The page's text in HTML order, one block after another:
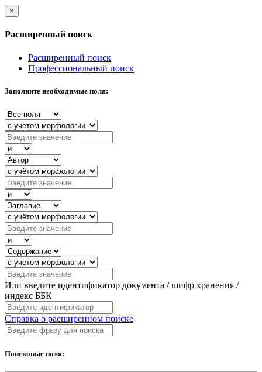
×
Расширенный поиск
Расширенный поиск
Профессиональный поиск
Заполните необходимые поля:
Или введите идентификатор документа / шифр хранения /
индекс ББК
Справка о расширенном поиске
Поисковые поля: